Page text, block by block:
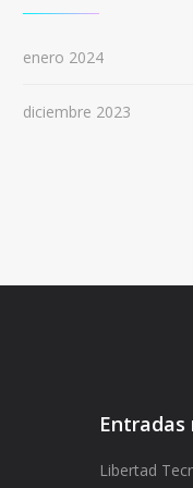
enero 2024
diciembre 2023
Libertad